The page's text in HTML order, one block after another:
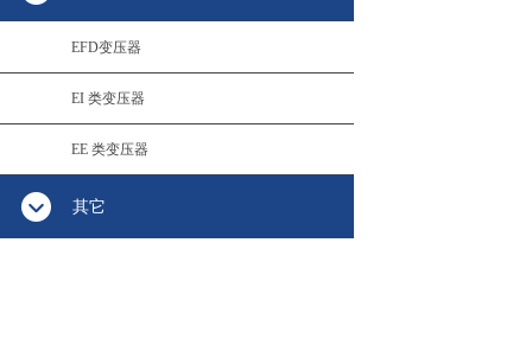
EFD变压器
EI 类变压器
EE 类变压器
其它